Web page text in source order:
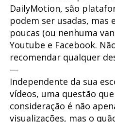
DailyMotion, são
podem ser usadas, mas
poucas (ou nenhuma
Youtube e Facebook.
recomendar qualquer
—
Independente da sua
vídeos, uma questão
consideração é não
visualizações, mas o